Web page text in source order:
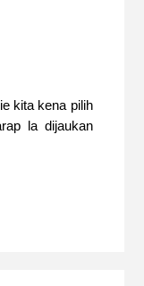
kita kena pilih
la dijaukan